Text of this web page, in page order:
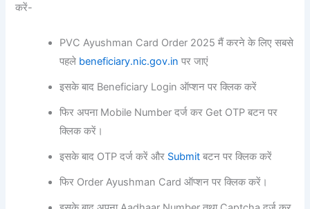
करें-
PVC Ayushman Card Order 2025 मैं करने के लिए सबसे
पहले beneficiary.nic.gov.in पर जाएं
इसके बाद Beneficiary Login ऑप्शन पर क्लिक करें
फिर अपना Mobile Number दर्ज कर Get OTP बटन पर
क्लिक करें।
इसके बाद OTP दर्ज करें और Submit बटन पर क्लिक करें
फिर Order Ayushman Card ऑप्शन पर क्लिक करें।